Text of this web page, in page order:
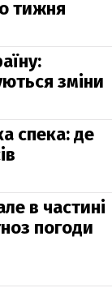
тижня
зміни
спека: де
в частині
погоди